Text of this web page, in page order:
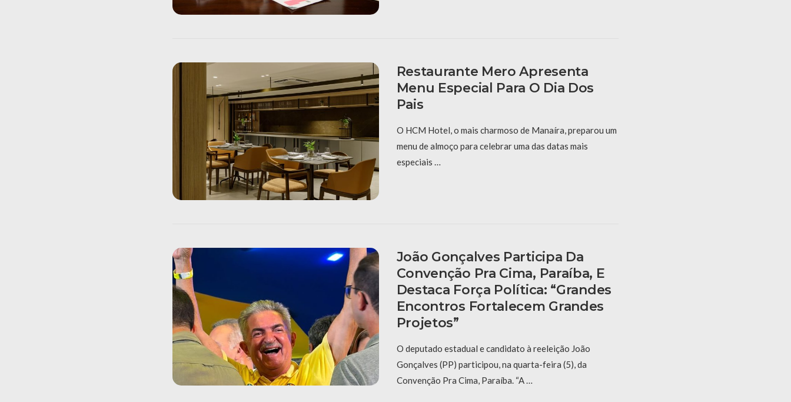
Restaurante Mero Apresenta
Menu Especial Para O Dia Dos
Pais
O HCM Hotel, o mais charmoso de Manaíra, preparou um
menu de almoço para celebrar uma das datas mais
especiais …
João Gonçalves Participa Da
Convenção Pra Cima, Paraíba, E
Destaca Força Política: “grandes
Encontros Fortalecem Grandes
Projetos”
O deputado estadual e candidato à reeleição João
Gonçalves (PP) participou, na quarta-feira (5), da
Convenção Pra Cima, Paraíba. “A …